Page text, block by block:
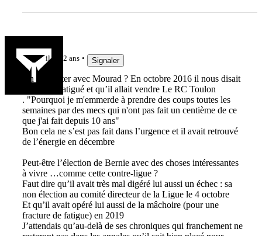
il y a 2 ans Signaler
On va arrêter avec Mourad ? En octobre 2016 il nous disait
qu’il était fatigué et qu’il allait vendre Le RC Toulon
. "Pourquoi je m'emmerde à prendre des coups toutes les
semaines par des mecs qui n'ont pas fait un centième de ce
que j'ai fait depuis 10 ans"
Bon cela ne s’est pas fait dans l’urgence et il avait retrouvé
de l’énergie en décembre
Peut-être l’élection de Bernie avec des choses intéressantes
à vivre …comme cette contre-ligue ?
Faut dire qu’il avait très mal digéré lui aussi un échec : sa
non élection au comité directeur de la Ligue le 4 octobre
Et qu’il avait opéré lui aussi de la mâchoire (pour une
fracture de fatigue) en 2019
J’attendais qu’au-delà de ses chroniques qui franchement ne